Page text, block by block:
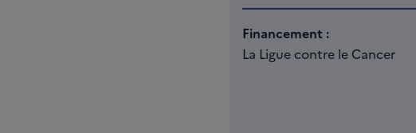
Financement :
La Ligue contre le Cancer